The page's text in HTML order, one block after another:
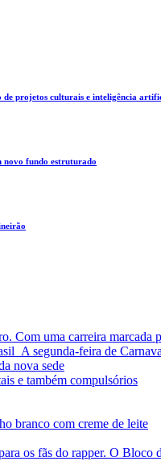
projetos culturais e inteligência
novo fundo estruturado
Com uma carreira marcada
A segunda-feira de
nova sede
e também compulsórios
branco com creme de leite
os fãs do rapper. O